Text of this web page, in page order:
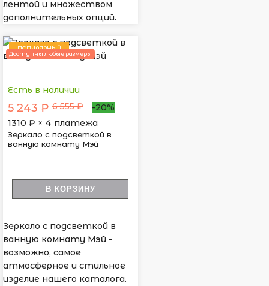
лентой и множеством
дополнительных опций.
ПОПУЛЯРНЫЙ
Доступны любые размеры
Есть в наличии
5 243 ₽ 6 555 ₽
-20%
1310 ₽ × 4 платежа
Зеркало с подсветкой в
ванную комнату Мэй
В КОРЗИНУ
Зеркало с подсветкой в
ванную комнату Мэй -
возможно, самое
атмосферное и стильное
изделие нашего каталога.